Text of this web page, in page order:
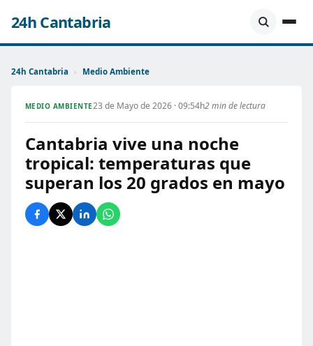
24h Cantabria
24h Cantabria › Medio Ambiente
MEDIO AMBIENTE23 de Mayo de 2026 · 09:54h2 min de lectura
Cantabria vive una noche
tropical: temperaturas que
superan los 20 grados en mayo